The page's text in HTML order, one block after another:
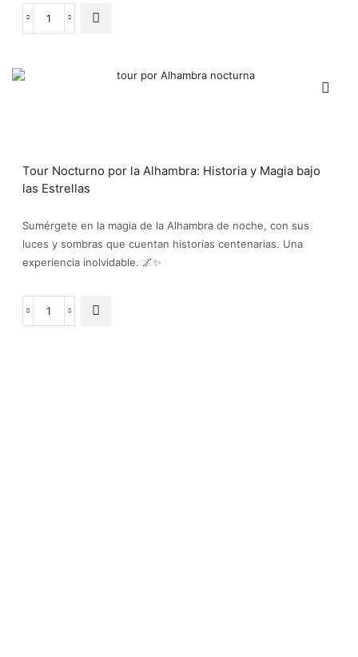
Tour Nocturno por la Alhambra: Historia y Magia bajo
las Estrellas
Sumérgete en la magia de la Alhambra de noche, con sus
luces y sombras que cuentan historias centenarias. Una
experiencia inolvidable. 🌌✨